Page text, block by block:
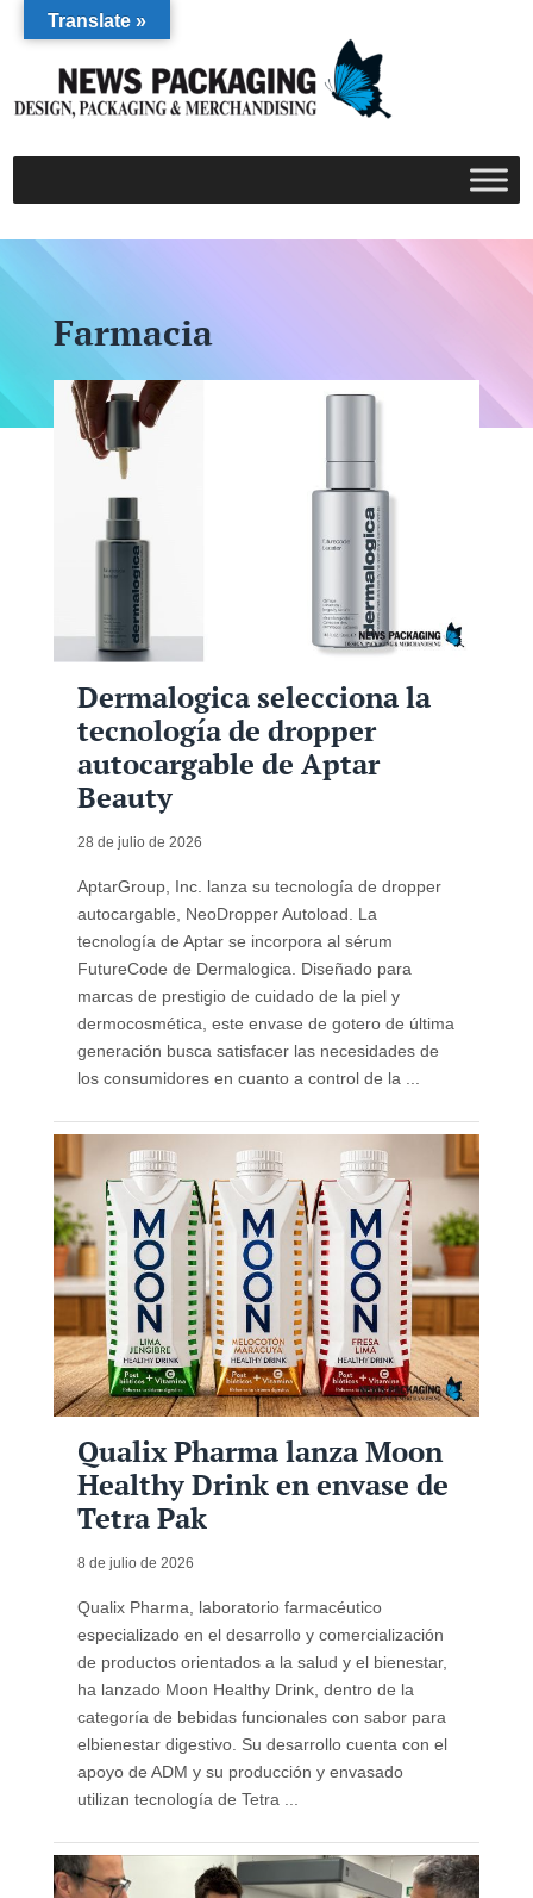
Farmacia
Dermalogica selecciona la
tecnología de dropper
autocargable de Aptar
Beauty
28 de julio de 2026
AptarGroup, Inc. lanza su tecnología de dropper
autocargable, NeoDropper Autoload. La
tecnología de Aptar se incorpora al sérum
FutureCode de Dermalogica. Diseñado para
marcas de prestigio de cuidado de la piel y
dermocosmética, este envase de gotero de última
generación busca satisfacer las necesidades de
los consumidores en cuanto a control de la ...
Qualix Pharma lanza Moon
Healthy Drink en envase de
Tetra Pak
8 de julio de 2026
Qualix Pharma, laboratorio farmacéutico
especializado en el desarrollo y comercialización
de productos orientados a la salud y el bienestar,
ha lanzado Moon Healthy Drink, dentro de la
categoría de bebidas funcionales con sabor para
elbienestar digestivo. Su desarrollo cuenta con el
apoyo de ADM y su producción y envasado
utilizan tecnología de Tetra ...
Translate »